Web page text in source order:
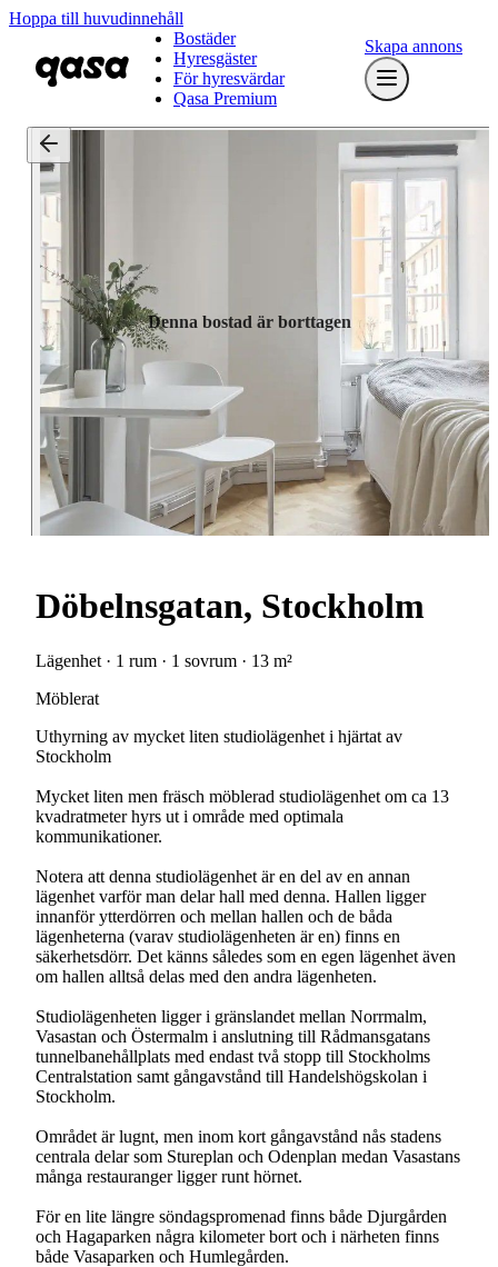
Hoppa till huvudinnehåll
Bostäder
Hyresgäster
För hyresvärdar
Qasa Premium
Skapa annons
Denna bostad är borttagen
Döbelnsgatan, Stockholm
Lägenhet · 1 rum · 1 sovrum · 13 m²
Möblerat
Uthyrning av mycket liten studiolägenhet i hjärtat av
Stockholm
Mycket liten men fräsch möblerad studiolägenhet om ca 13
kvadratmeter hyrs ut i område med optimala
kommunikationer.
Notera att denna studiolägenhet är en del av en annan
lägenhet varför man delar hall med denna. Hallen ligger
innanför ytterdörren och mellan hallen och de båda
lägenheterna (varav studiolägenheten är en) finns en
säkerhetsdörr. Det känns således som en egen lägenhet även
om hallen alltså delas med den andra lägenheten.
Studiolägenheten ligger i gränslandet mellan Norrmalm,
Vasastan och Östermalm i anslutning till Rådmansgatans
tunnelbanehållplats med endast två stopp till Stockholms
Centralstation samt gångavstånd till Handelshögskolan i
Stockholm.
Området är lugnt, men inom kort gångavstånd nås stadens
centrala delar som Stureplan och Odenplan medan Vasastans
många restauranger ligger runt hörnet.
För en lite längre söndagspromenad finns både Djurgården
och Hagaparken några kilometer bort och i närheten finns
både Vasaparken och Humlegården.